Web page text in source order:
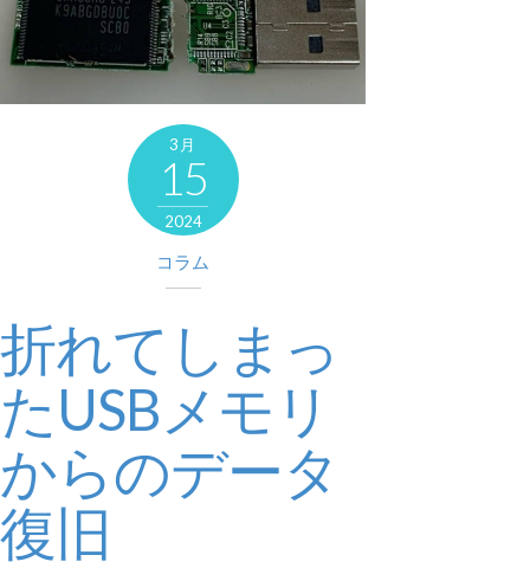
3月
15
2024
コラム
折れてしまっ
たUSBメモリ
からのデータ
復旧